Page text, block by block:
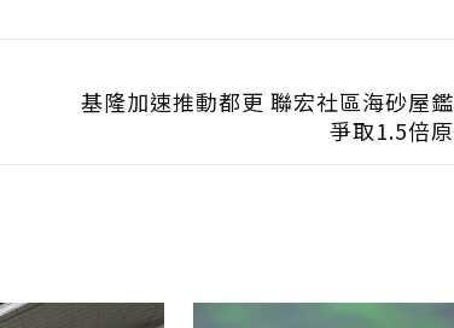
基隆加速推動都更 聯宏社區海砂屋
爭取1.5倍